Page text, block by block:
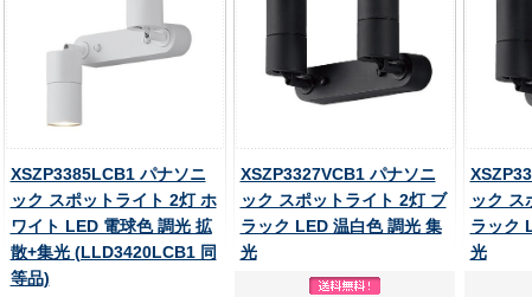
XSZP3385LCB1 パナソニ
ック スポットライト 2灯 ホ
ワイト LED 電球色 調光 拡
散+集光 (LLD3420LCB1 同
等品)
XSZP3327VCB1 パナソニ
ック スポットライト 2灯 ブ
ラック LED 温白色 調光 集
光
ック ス
ラック
光